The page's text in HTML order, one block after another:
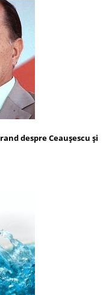
despre Ceaușescu și